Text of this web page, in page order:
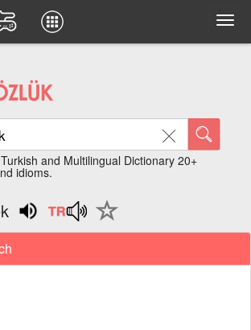
and Multilingual Dictionary 20+
idioms.